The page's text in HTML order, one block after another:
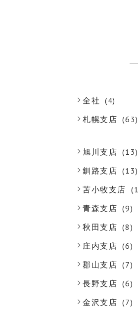
全社 (4)
札幌支店 (63)
旭川支店 (13)
釧路支店 (13)
苫小牧支店
青森支店 (9)
秋田支店 (8)
庄内支店 (6)
郡山支店 (7)
長野支店 (6)
金沢支店 (7)